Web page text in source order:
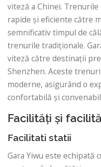
viteză a Chinei.
rapide și eficiente către
semnificativ timpul de
trenurile tradiționale.
viteză către destinații
Shenzhen. Aceste
moderne, asigurând o
confortabilă și
Facilități și
Facilitati statii
Gara Yiwu este echipată